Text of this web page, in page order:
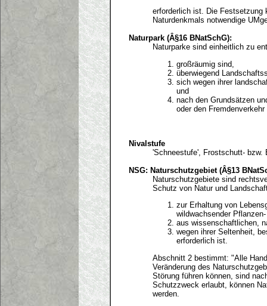
erforderlich ist. Die Festsetzung
Naturdenkmals notwendige
Naturpark (Â§16 BNatSchG):
Naturparke sind einheitlich zu
großräumig sind,
überwiegend
sich wegen ihrer
und
nach den Grundsätzen
oder den
Nivalstufe
'Schneestufe', Frostschutt- bzw.
NSG: Naturschutzgebiet (Â§13
Naturschutzgebiete sind
Schutz von Natur und
zur Erhaltung von
wildwachsender
aus wissenschaftlichen,
wegen ihrer Seltenheit,
erforderlich ist.
Abschnitt 2 bestimmt: "Alle
Veränderung des
Störung führen können, sind
Schutzzweck erlaubt, können
werden.